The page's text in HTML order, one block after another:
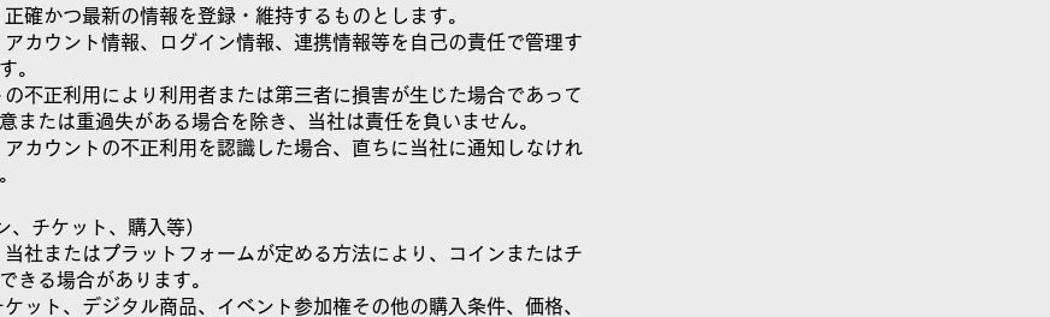
確かつ最新の情報を登録・維持するものとします。
カウント情報、ログイン情報、連携情報等を自己の責任で管理す
。
不正利用により利用者または第三者に損害が生じた場合であって
または重過失がある場合を除き、当社は責任を負いません。
カウントの不正利用を認識した場合、直ちに当社に通知しなけれ
、チケット、購入等）
社またはプラットフォームが定める方法により、コインまたはチ
きる場合があります。
ット、デジタル商品、イベント参加権その他の購入条件、価格、